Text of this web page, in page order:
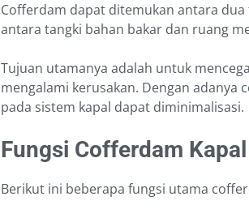
Cofferdam dapat ditemukan antara
antara tangki bahan bakar dan ruang
Tujuan utamanya adalah untuk
mengalami kerusakan. Dengan adanya
pada sistem kapal dapat diminimalisasi.
Fungsi Cofferdam Kapal
Berikut ini beberapa fungsi utama